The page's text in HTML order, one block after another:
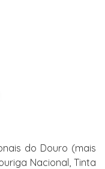
do Douro (mais
Nacional, Tinta